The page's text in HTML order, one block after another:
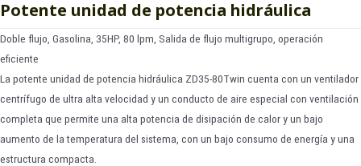
Potente unidad de potencia hidráulica
Doble flujo, Gasolina, 35HP, 80 lpm, Salida de flujo multigrupo, operación
eficiente
La potente unidad de potencia hidráulica ZD35-80Twin cuenta con un ventilador
centrífugo de ultra alta velocidad y un conducto de aire especial con ventilación
completa que permite una alta potencia de disipación de calor y un bajo
aumento de la temperatura del sistema, con un bajo consumo de energía y una
estructura compacta.